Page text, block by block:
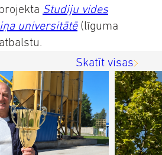
Studiju vides
universitātē(līguma
Skatīt visas